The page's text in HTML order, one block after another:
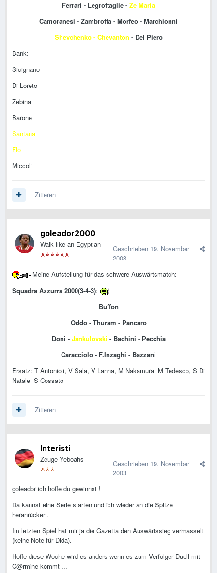
Ferrari - Legrottaglie - Ze Maria
Camoranesi - Zambrotta - Morfeo - Marchionni
Shevchenko - Chevanton - Del Piero
Bank:
Sicignano
Di Loreto
Zebina
Barone
Santana
Flo
Miccoli
Zitieren
goleador2000
Walk like an Egyptian Geschrieben 19. November
2003
Meine Aufstellung für das schwere Auswärtsmatch:
Squadra Azzurra 2000(3-4-3):
Buffon
Oddo - Thuram - Pancaro
Doni - Jankulovski - Bachini - Pecchia
Caracciolo - F.Inzaghi - Bazzani
Ersatz: T Antonioli, V Sala, V Lanna, M Nakamura, M Tedesco, S Di
Natale, S Cossato
Zitieren
Interisti
Zeuge Yeboahs Geschrieben 19. November
2003
goleador ich hoffe du gewinnst !
Da kannst eine Serie starten und ich wieder an die Spitze
heranrücken.
Im letzten Spiel hat mir ja die Gazetta den Auswärtssieg vermasselt
(keine Note für Dida).
Hoffe diese Woche wird es anders wenn es zum Verfolger Duell mit
C@rmine kommt ...